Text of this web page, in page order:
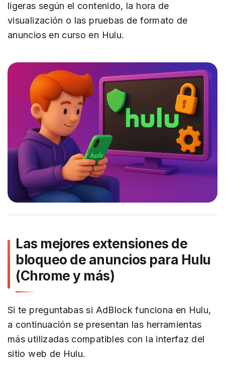
ligeras según el contenido, la hora de
visualización o las pruebas de formato de
anuncios en curso en Hulu.
Las mejores extensiones de
bloqueo de anuncios para Hulu
(Chrome y más)
Si te preguntabas si AdBlock funciona en Hulu,
a continuación se presentan las herramientas
más utilizadas compatibles con la interfaz del
sitio web de Hulu.